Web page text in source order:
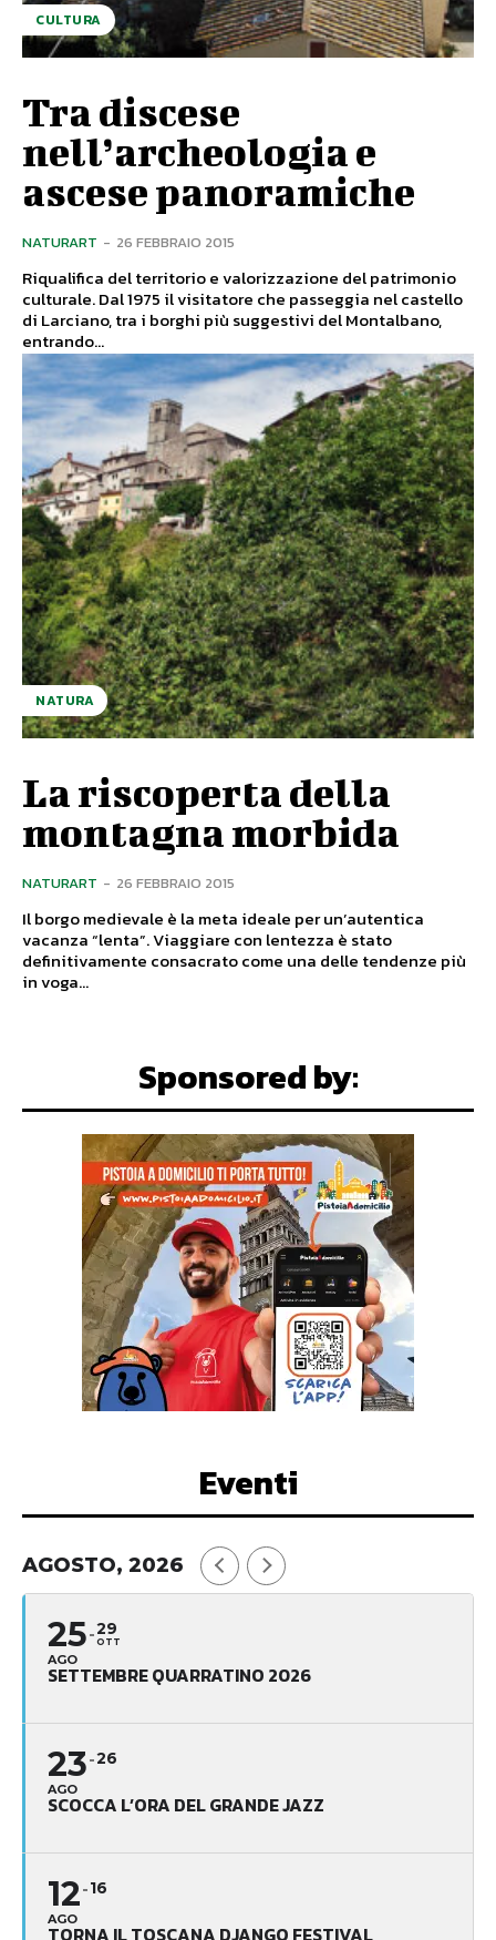
CULTURA
Tra discese
nell’archeologia e
ascese panoramiche
NATURART - 26 FEBBRAIO 2015
Riqualifica del territorio e valorizzazione del patrimonio
culturale. Dal 1975 il visitatore che passeggia nel castello
di Larciano, tra i borghi più suggestivi del Montalbano,
entrando...
NATURA
La riscoperta della
montagna morbida
NATURART - 26 FEBBRAIO 2015
Il borgo medievale è la meta ideale per un’autentica
vacanza “lenta”. Viaggiare con lentezza è stato
definitivamente consacrato come una delle tendenze più
in voga...
Sponsored by:
Eventi
AGOSTO, 2026
25
AGO
29
OTT
SETTEMBRE QUARRATINO 2026
23
AGO
26
SCOCCA L’ORA DEL GRANDE JAZZ
12
AGO
16
TORNA IL TOSCANA DJANGO FESTIVAL